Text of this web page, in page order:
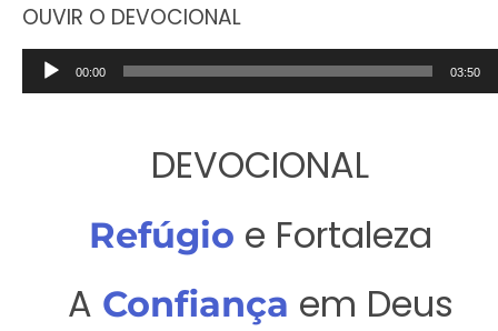
OUVIR O DEVOCIONAL
Tocador
de
00:00 03:50
DEVOCIONAL
Refúgio e Fortaleza
A Confiança em Deus